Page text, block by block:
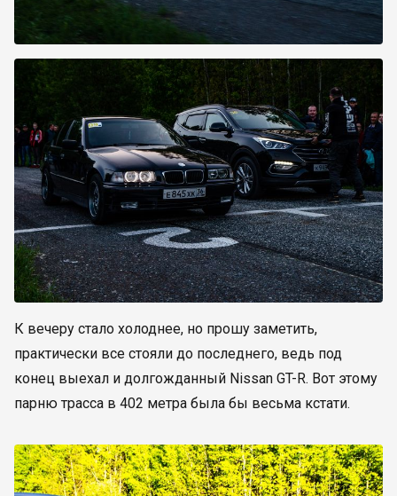
К вечеру стало холоднее, но прошу заметить,
практически все стояли до последнего, ведь под
конец выехал и долгожданный Nissan GT-R. Вот этому
парню трасса в 402 метра была бы весьма кстати.